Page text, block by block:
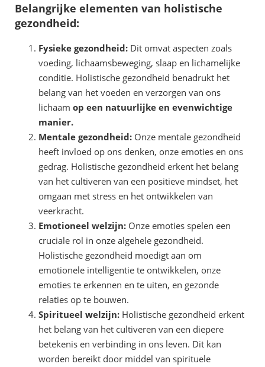
Belangrijke elementen van holistische
gezondheid:
Fysieke gezondheid: Dit omvat aspecten zoals
voeding, lichaamsbeweging, slaap en lichamelijke
conditie. Holistische gezondheid benadrukt het
belang van het voeden en verzorgen van ons
lichaam op een natuurlijke en evenwichtige
manier.
Mentale gezondheid: Onze mentale gezondheid
heeft invloed op ons denken, onze emoties en ons
gedrag. Holistische gezondheid erkent het belang
van het cultiveren van een positieve mindset, het
omgaan met stress en het ontwikkelen van
veerkracht.
Emotioneel welzijn: Onze emoties spelen een
cruciale rol in onze algehele gezondheid.
Holistische gezondheid moedigt aan om
emotionele intelligentie te ontwikkelen, onze
emoties te erkennen en te uiten, en gezonde
relaties op te bouwen.
Spiritueel welzijn: Holistische gezondheid erkent
het belang van het cultiveren van een diepere
betekenis en verbinding in ons leven. Dit kan
worden bereikt door middel van spirituele